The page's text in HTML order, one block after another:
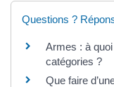
Questions ?
Armes : à
catégories ?
Que faire